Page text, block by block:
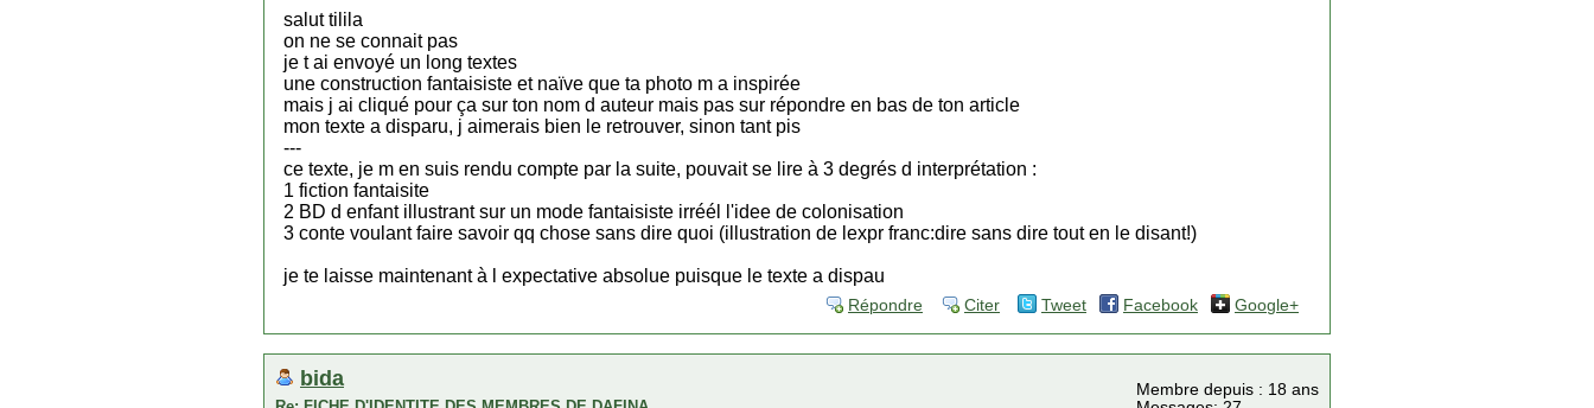
salut tilila
on ne se connait pas
je t ai envoyé un long textes
une construction fantaisiste et naïve que ta photo m a inspirée
mais j ai cliqué pour ça sur ton nom d auteur mais pas sur répondre en bas de ton article
mon texte a disparu, j aimerais bien le retrouver, sinon tant pis
---
ce texte, je m en suis rendu compte par la suite, pouvait se lire à 3 degrés d interprétation :
1 fiction fantaisite
2 BD d enfant illustrant sur un mode fantaisiste irréél l'idee de colonisation
3 conte voulant faire savoir qq chose sans dire quoi (illustration de lexpr franc:dire sans dire tout en le disant!)
je te laisse maintenant à l expectative absolue puisque le texte a dispau
Répondre Citer Tweet Facebook Google+
bida
Membre depuis : 18 ans